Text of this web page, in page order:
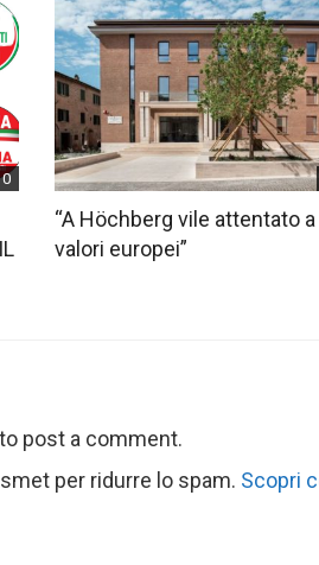
“A Höchberg vile attentato a
valori europei”
to post a comment.
per ridurre lo spam. Scopri